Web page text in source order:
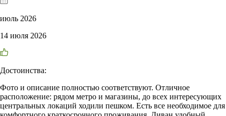
июль 2026
14 июля 2026
Достоинства:
Фото и описание полностью соответствуют. Отличное
расположение: рядом метро и магазины, до всех интересующих
центральных локаций ходили пешком. Есть все необходимое для